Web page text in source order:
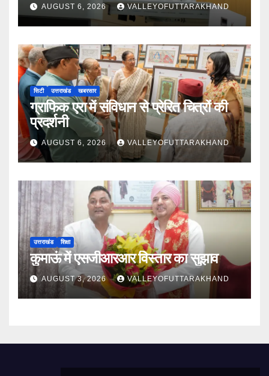
AUGUST 6, 2026 VALLEYOFUTTARAKHAND
सिटी उत्तराखंड खबरसार
ग्राफिक एरा में संविधान से प्रेरित चित्रों की
प्रदर्शनी
AUGUST 6, 2026 VALLEYOFUTTARAKHAND
उत्तराखंड शिक्षा
कुमाऊं में एसजीआरआर विस्तार का सुझाव
AUGUST 3, 2026 VALLEYOFUTTARAKHAND